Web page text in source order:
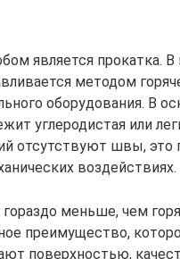
является прокатка. В
методом
оборудования. В
углеродистая или
отсутствуют швы, это
воздействиях.
меньше, чем
преимущество,
поверхностью,